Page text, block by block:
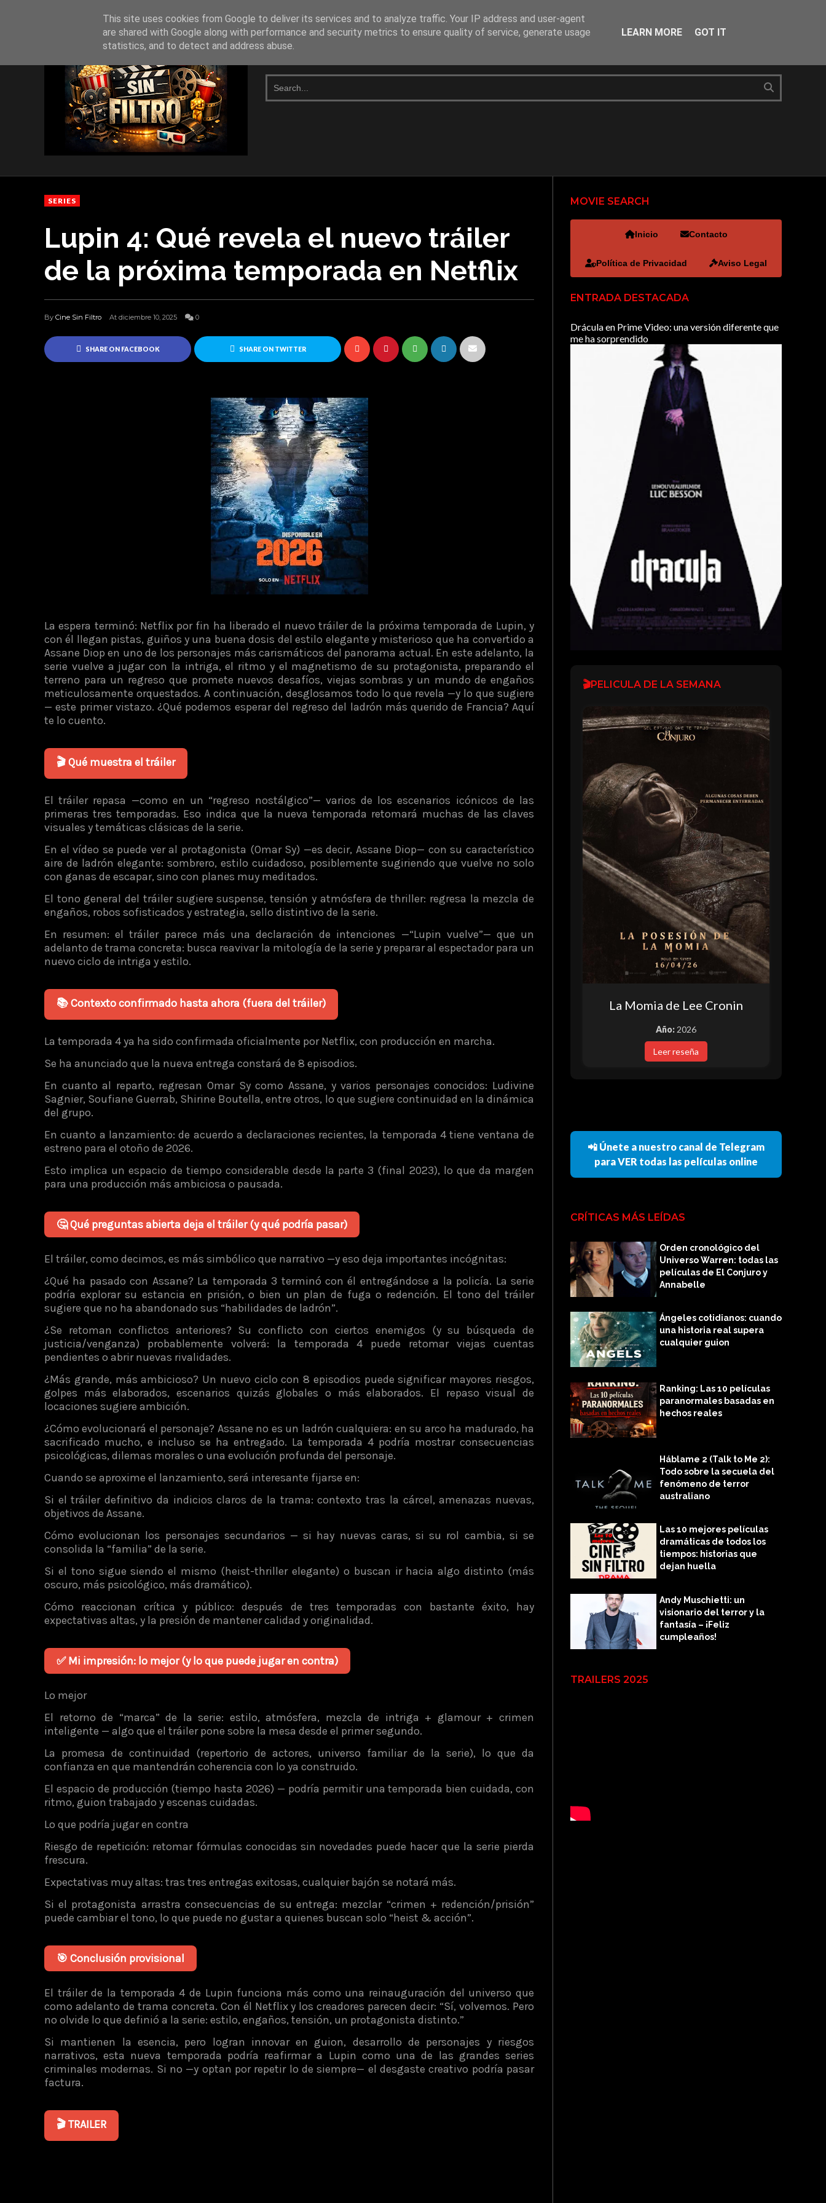
SERIES
Lupin 4: Qué revela el nuevo tráiler
de la próxima temporada en Netflix
By Cine Sin Filtro At diciembre 10, 2025 0
SHARE ON FACEBOOK SHARE ON TWITTER
La espera terminó: Netflix por fin ha liberado el nuevo tráiler de la próxima temporada de Lupin, y
con él llegan pistas, guiños y una buena dosis del estilo elegante y misterioso que ha convertido a
Assane Diop en uno de los personajes más carismáticos del panorama actual. En este adelanto, la
serie vuelve a jugar con la intriga, el ritmo y el magnetismo de su protagonista, preparando el
terreno para un regreso que promete nuevos desafíos, viejas sombras y un mundo de engaños
meticulosamente orquestados. A continuación, desglosamos todo lo que revela —y lo que sugiere
— este primer vistazo. ¿Qué podemos esperar del regreso del ladrón más querido de Francia? Aquí
te lo cuento.
🎬 Qué muestra el tráiler
El tráiler repasa —como en un “regreso nostálgico”— varios de los escenarios icónicos de las
primeras tres temporadas. Eso indica que la nueva temporada retomará muchas de las claves
visuales y temáticas clásicas de la serie.
En el vídeo se puede ver al protagonista (Omar Sy) —es decir, Assane Diop— con su característico
aire de ladrón elegante: sombrero, estilo cuidadoso, posiblemente sugiriendo que vuelve no solo
con ganas de escapar, sino con planes muy meditados.
El tono general del tráiler sugiere suspense, tensión y atmósfera de thriller: regresa la mezcla de
engaños, robos sofisticados y estrategia, sello distintivo de la serie.
En resumen: el tráiler parece más una declaración de intenciones —“Lupin vuelve”— que un
adelanto de trama concreta: busca reavivar la mitología de la serie y preparar al espectador para un
nuevo ciclo de intriga y estilo.
📚 Contexto confirmado hasta ahora (fuera del tráiler)
La temporada 4 ya ha sido confirmada oficialmente por Netflix, con producción en marcha.
Se ha anunciado que la nueva entrega constará de 8 episodios.
En cuanto al reparto, regresan Omar Sy como Assane, y varios personajes conocidos: Ludivine
Sagnier, Soufiane Guerrab, Shirine Boutella, entre otros, lo que sugiere continuidad en la dinámica
del grupo.
En cuanto a lanzamiento: de acuerdo a declaraciones recientes, la temporada 4 tiene ventana de
estreno para el otoño de 2026.
Esto implica un espacio de tiempo considerable desde la parte 3 (final 2023), lo que da margen
para una producción más ambiciosa o pausada.
🤔 Qué preguntas abierta deja el tráiler (y qué podría pasar)
El tráiler, como decimos, es más simbólico que narrativo —y eso deja importantes incógnitas:
¿Qué ha pasado con Assane? La temporada 3 terminó con él entregándose a la policía. La serie
podría explorar su estancia en prisión, o bien un plan de fuga o redención. El tono del tráiler
sugiere que no ha abandonado sus “habilidades de ladrón”.
¿Se retoman conflictos anteriores? Su conflicto con ciertos enemigos (y su búsqueda de
justicia/venganza) probablemente volverá: la temporada 4 puede retomar viejas cuentas
pendientes o abrir nuevas rivalidades.
¿Más grande, más ambicioso? Un nuevo ciclo con 8 episodios puede significar mayores riesgos,
golpes más elaborados, escenarios quizás globales o más elaborados. El repaso visual de
locaciones sugiere ambición.
¿Cómo evolucionará el personaje? Assane no es un ladrón cualquiera: en su arco ha madurado, ha
sacrificado mucho, e incluso se ha entregado. La temporada 4 podría mostrar consecuencias
psicológicas, dilemas morales o una evolución profunda del personaje.
Cuando se aproxime el lanzamiento, será interesante fijarse en:
Si el tráiler definitivo da indicios claros de la trama: contexto tras la cárcel, amenazas nuevas,
objetivos de Assane.
Cómo evolucionan los personajes secundarios — si hay nuevas caras, si su rol cambia, si se
consolida la “familia” de la serie.
Si el tono sigue siendo el mismo (heist-thriller elegante) o buscan ir hacia algo distinto (más
oscuro, más psicológico, más dramático).
Cómo reaccionan crítica y público: después de tres temporadas con bastante éxito, hay
expectativas altas, y la presión de mantener calidad y originalidad.
✅ Mi impresión: lo mejor (y lo que puede jugar en contra)
Lo mejor
El retorno de “marca” de la serie: estilo, atmósfera, mezcla de intriga + glamour + crimen
inteligente — algo que el tráiler pone sobre la mesa desde el primer segundo.
La promesa de continuidad (repertorio de actores, universo familiar de la serie), lo que da
confianza en que mantendrán coherencia con lo ya construido.
El espacio de producción (tiempo hasta 2026) — podría permitir una temporada bien cuidada, con
ritmo, guion trabajado y escenas cuidadas.
Lo que podría jugar en contra
Riesgo de repetición: retomar fórmulas conocidas sin novedades puede hacer que la serie pierda
frescura.
Expectativas muy altas: tras tres entregas exitosas, cualquier bajón se notará más.
Si el protagonista arrastra consecuencias de su entrega: mezclar “crimen + redención/prisión”
puede cambiar el tono, lo que puede no gustar a quienes buscan solo “heist & acción”.
🎯 Conclusión provisional
El tráiler de la temporada 4 de Lupin funciona más como una reinauguración del universo que
como adelanto de trama concreta. Con él Netflix y los creadores parecen decir: “Sí, volvemos. Pero
no olvide lo que definió a la serie: estilo, engaños, tensión, un protagonista distinto.”
Si mantienen la esencia, pero logran innovar en guion, desarrollo de personajes y riesgos
narrativos, esta nueva temporada podría reafirmar a Lupin como una de las grandes series
criminales modernas. Si no —y optan por repetir lo de siempre— el desgaste creativo podría pasar
factura.
🎬 TRAILER
MOVIE SEARCH
Inicio Contacto
Política de Privacidad Aviso Legal
ENTRADA DESTACADA
Drácula en Prime Video: una versión diferente que
me ha sorprendido
🎬PELICULA DE LA SEMANA
La Momia de Lee Cronin
Año: 2026
Leer reseña
📲 Únete a nuestro canal de Telegram
para VER todas las películas online
CRÍTICAS MÁS LEÍDAS
Orden cronológico del
Universo Warren: todas las
películas de El Conjuro y
Annabelle
Ángeles cotidianos: cuando
una historia real supera
cualquier guion
Ranking: Las 10 películas
paranormales basadas en
hechos reales
Háblame 2 (Talk to Me 2):
Todo sobre la secuela del
fenómeno de terror
australiano
Las 10 mejores películas
dramáticas de todos los
tiempos: historias que
dejan huella
Andy Muschietti: un
visionario del terror y la
fantasía – ¡Feliz
cumpleaños!
TRAILERS 2025
This site uses cookies from Google to deliver its services and to analyze traffic. Your IP address and user-agent
are shared with Google along with performance and security metrics to ensure quality of service, generate usage
statistics, and to detect and address abuse.
LEARN MORE GOT IT